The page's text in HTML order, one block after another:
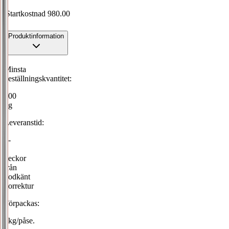
Startkostnad 980.00
Produktinformation
Minsta
beställningskvantitet:
100
kg
Leveranstid:
4-
veckor
från
godkänt
korrektur
Förpackas:
1kg/påse.